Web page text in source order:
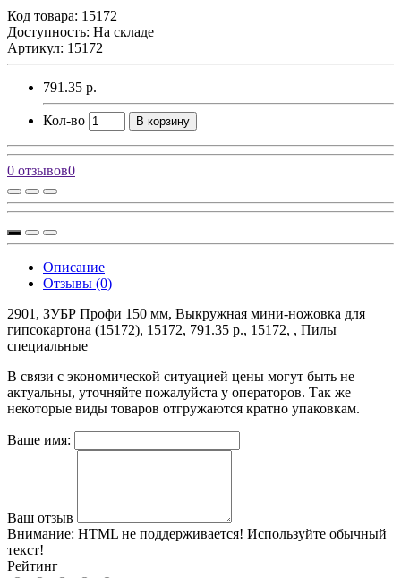
Код товара: 15172
Доступность: На складе
Артикул: 15172
791.35 р.
Кол-во В корзину
0 отзывов0
Описание
Отзывы (0)
2901, ЗУБР Профи 150 мм, Выкружная мини-ножовка для
гипсокартона (15172), 15172, 791.35 р., 15172, , Пилы
специальные
В связи с экономической ситуацией цены могут быть не
актуальны, уточняйте пожалуйста у операторов. Так же
некоторые виды товаров отгружаются кратно упаковкам.
Ваше имя:
Ваш отзыв
Внимание: HTML не поддерживается! Используйте обычный
текст!
Рейтинг